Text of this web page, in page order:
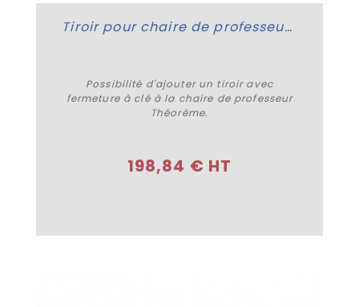
Tiroir pour chaire de professeur Théorème
Possibilité d'ajouter un tiroir avec
fermeture à clé à la chaire de professeur
Théorème.
198,84 € HT